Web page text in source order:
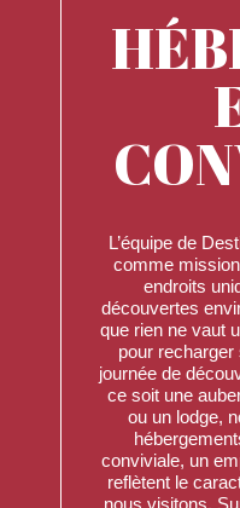
L’équipe de
comme
endroits
découvertes
que rien ne vaut
pour
journée de
ce soit une
ou un lodge,
conviviale, un
reflètent le